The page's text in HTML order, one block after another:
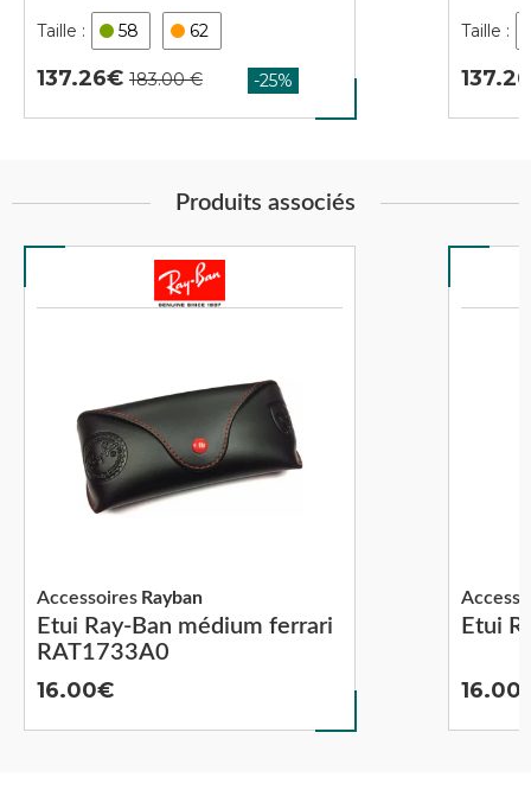
58 62
137.26 137.26
Produits associés
Etui Ray-Ban médium ferrari
RAT1733A0
Accessoires Rayban
16.00
Etui
16.00